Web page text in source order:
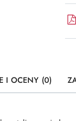
I OCENY (0)